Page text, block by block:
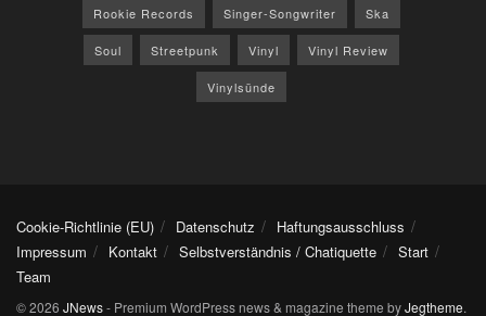
Rookie Records Singer-Songwriter Ska
Soul Streetpunk Vinyl Vinyl Review
Vinylsünde
Cookie-Richtlinie (EU) Datenschutz
Haftungsausschluss
Impressum
Kontakt Selbstverständnis / Chatiquette
Start
Team
© 2026 JNews- Premium WordPress news & magazine theme byJegtheme.